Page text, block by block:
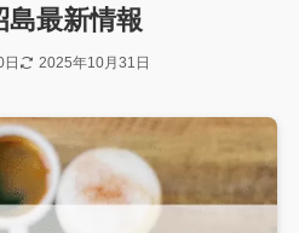
最新情報
2025年10月31日